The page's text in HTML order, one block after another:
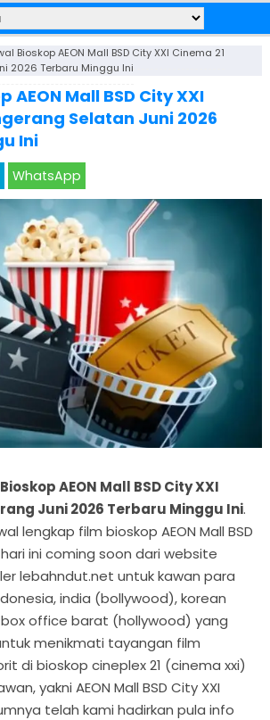
Bioskop AEON Mall BSD City XXI Cinema 21
2026 Terbaru Minggu Ini
AEON Mall BSD City XXI
Selatan Juni 2026
Ini
WhatsApp
AEON Mall BSD City XXI
Juni 2026 Terbaru Minggu Ini.
lengkap film bioskop AEON Mall BSD
hari ini coming soon dari website
lebahndut.net untuk kawan para
india (bollywood), korean
office barat (hollywood) yang
menikmati tayangan film
di bioskop cineplex 21 (cinema xxi)
yakni AEON Mall BSD City XXI
telah kami hadirkan pula info